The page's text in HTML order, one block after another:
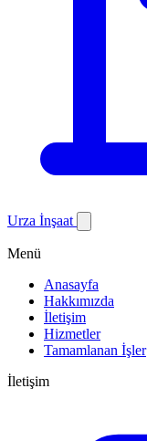
Urza İnşaat
Menü
Anasayfa
Hakkımızda
İletişim
Hizmetler
Tamamlanan İşler
İletişim